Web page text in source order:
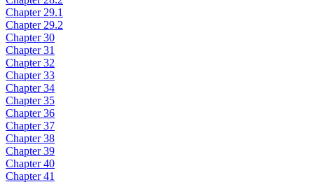
Chapter 29.1
Chapter 29.2
Chapter 30
Chapter 31
Chapter 32
Chapter 33
Chapter 34
Chapter 35
Chapter 36
Chapter 37
Chapter 38
Chapter 39
Chapter 40
Chapter 41